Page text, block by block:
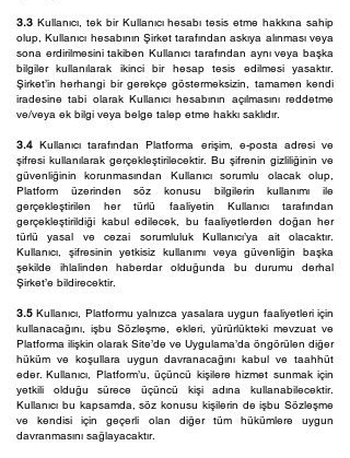
3.3 Kullanıcı, tek bir Kullanıcı hesabı tesis etme hakkına sahip
olup, Kullanıcı hesabının Şirket tarafından askıya alınması veya
sona erdirilmesini takiben Kullanıcı tarafından aynı veya başka
bilgiler kullanılarak ikinci bir hesap tesis edilmesi yasaktır.
Şirket’in herhangi bir gerekçe göstermeksizin, tamamen kendi
iradesine tabi olarak Kullanıcı hesabının açılmasını reddetme
ve/veya ek bilgi veya belge talep etme hakkı saklıdır.
3.4 Kullanıcı tarafından Platforma erişim, e-posta adresi ve
şifresi kullanılarak gerçekleştirilecektir. Bu şifrenin gizliliğinin ve
güvenliğinin korunmasından Kullanıcı sorumlu olacak olup,
Platform üzerinden söz konusu bilgilerin kullanımı ile
gerçekleştirilen her türlü faaliyetin Kullanıcı tarafından
gerçekleştirildiği kabul edilecek, bu faaliyetlerden doğan her
türlü yasal ve cezai sorumluluk Kullanıcı’ya ait olacaktır.
Kullanıcı, şifresinin yetkisiz kullanımı veya güvenliğin başka
şekilde ihlalinden haberdar olduğunda bu durumu derhal
Şirket’e bildirecektir.
3.5Kullanıcı, Platformu yalnızca yasalara uygun faaliyetleri için
kullanacağını, işbu Sözleşme, ekleri, yürürlükteki mevzuat ve
Platforma ilişkin olarak Site’de ve Uygulama’da öngörülen diğer
hüküm ve koşullara uygun davranacağını kabul ve taahhüt
eder. Kullanıcı, Platform’u, üçüncü kişilere hizmet sunmak için
yetkili olduğu sürece üçüncü kişi adına kullanabilecektir.
Kullanıcı bu kapsamda, söz konusu kişilerin de işbu Sözleşme
ve kendisi için geçerli olan diğer tüm hükümlere uygun
davranmasını sağlayacaktır.